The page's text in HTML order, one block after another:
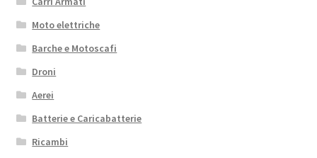
Moto elettriche
Barche e Motoscafi
Droni
Aerei
Batterie e Caricabatterie
Ricambi